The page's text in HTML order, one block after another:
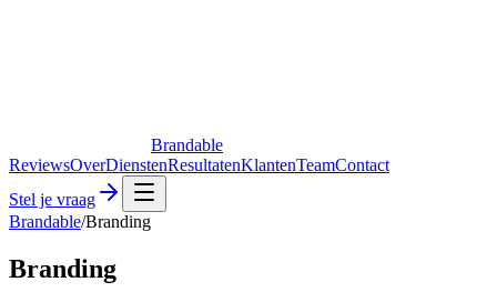
Brandable
ReviewsOverDienstenResultatenKlantenTeamContact
Stel je vraag
Brandable/Branding
Branding